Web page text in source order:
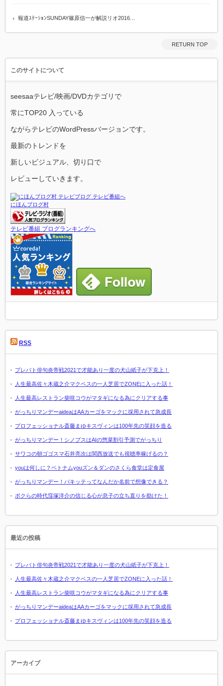
報道ｽﾃｰｼｮﾝSUNDAY篠原信一が解説リオ2016…
RETURN TOP
このサイトについて
seesaaテレビ/映画/DVDカテゴリで
常にTOP20 入っている
ながらテレビのWordPressバージョンです。
最新のトレンドを
新しいビジュアル、切り口で
レビューしていきます。
にほんブログ村
テレビ番組 ブログランキングへ
RSS
プレバト俳句炎帝戦2021で才能あり一度の犬山紙子が下克上！
人生最高佐々木蔵之介マクベスの一人芝居でZONEに入った話！
人生最高レストラン柴咲コウがマタギになる為にクリアする事
がっちりマンデーaideaはAAカーゴをマックに採用されて急成長
プロフェッショナル斎藤まゆキスヴィンは100年先の笑顔を造る
がっちりマンデー！シノプスはAIの惣菜割引予測でがっちり
サワコの朝ゴゴスマ石井亮次は関西放送でも視聴率稼げるの？
youは何しに？ベトナムyouズン＆ダンのさくら食堂は定食屋
がっちりマンデー！パキッテってなんだか名前で想像できる？
ボクらの時代窪塚洋介の信じる心が息子の立ち直りを助けた！
最近の投稿
プレバト俳句炎帝戦2021で才能あり一度の犬山紙子が下克上！
人生最高佐々木蔵之介マクベスの一人芝居でZONEに入った話！
人生最高レストラン柴咲コウがマタギになる為にクリアする事
がっちりマンデーaideaはAAカーゴをマックに採用されて急成長
プロフェッショナル斎藤まゆキスヴィンは100年先の笑顔を造る
アーカイブ